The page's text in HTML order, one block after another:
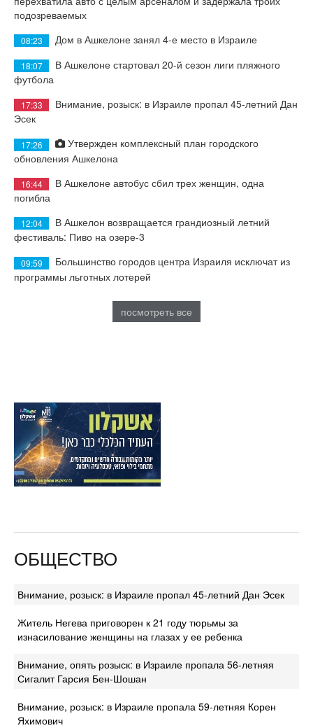
подозреваемых
08:23 Дом в Ашкелоне занял 4-е место в Израиле
18:07
В Ашкелоне стартовал 20-й сезон лиги пляжного
футбола
17:33
Внимание, розыск: в Израиле пропал 45-летний Дан
Эсек
17:26
Утвержден комплексный план городского
обновления Ашкелона
16:44
В Ашкелоне автобус сбил трех женщин, одна
погибла
12:04
В Ашкелон возвращается грандиозный летний
фестиваль: Пиво на озере-3
09:59
Большинство городов центра Израиля исключат из
программы льготных лотерей
посмотреть все
ОБЩЕСТВО
Внимание, розыск: в Израиле пропал 45-летний Дан Эсек
Житель Негева приговорен к 21 году тюрьмы за
изнасилование женщины на глазах у ее ребенка
Внимание, опять розыск: в Израиле пропала 56-летняя
Сигалит Гарсия Бен-Шошан
Внимание, розыск: в Израиле пропала 59-летняя Корен
Яхимович